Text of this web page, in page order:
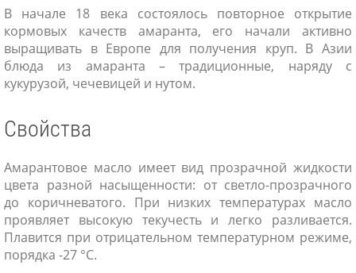
В начале 18 века состоялось повторное открытие
кормовых качеств амаранта, его начали активно
выращивать в Европе для получения круп. В Азии
блюда из амаранта – традиционные, наряду с
кукурузой, чечевицей и нутом.
Свойства
Амарантовое масло имеет вид прозрачной жидкости
цвета разной насыщенности: от светло-прозрачного
до коричневатого. При низких температурах масло
проявляет высокую текучесть и легко разливается.
Плавится при отрицательном температурном режиме,
порядка -27 °С.